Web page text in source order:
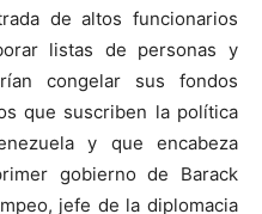
de altos funcionarios
listas de personas y
congelar sus fondos
que suscriben la política
y que encabeza
gobierno de Barack
jefe de la diplomacia